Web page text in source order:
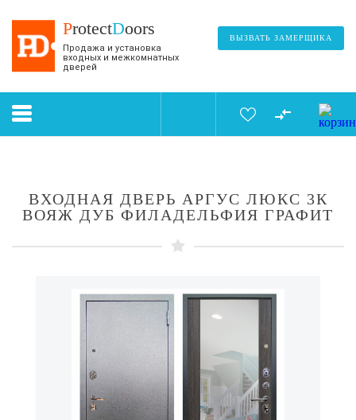
ProtectDoors
Продажа и установка
входных и межкомнатных
дверей
ВЫЗВАТЬ ЗАМЕРЩИКА
ВХОДНАЯ ДВЕРЬ АРГУС ЛЮКС 3К
ВОЯЖ ДУБ ФИЛАДЕЛЬФИЯ ГРАФИТ